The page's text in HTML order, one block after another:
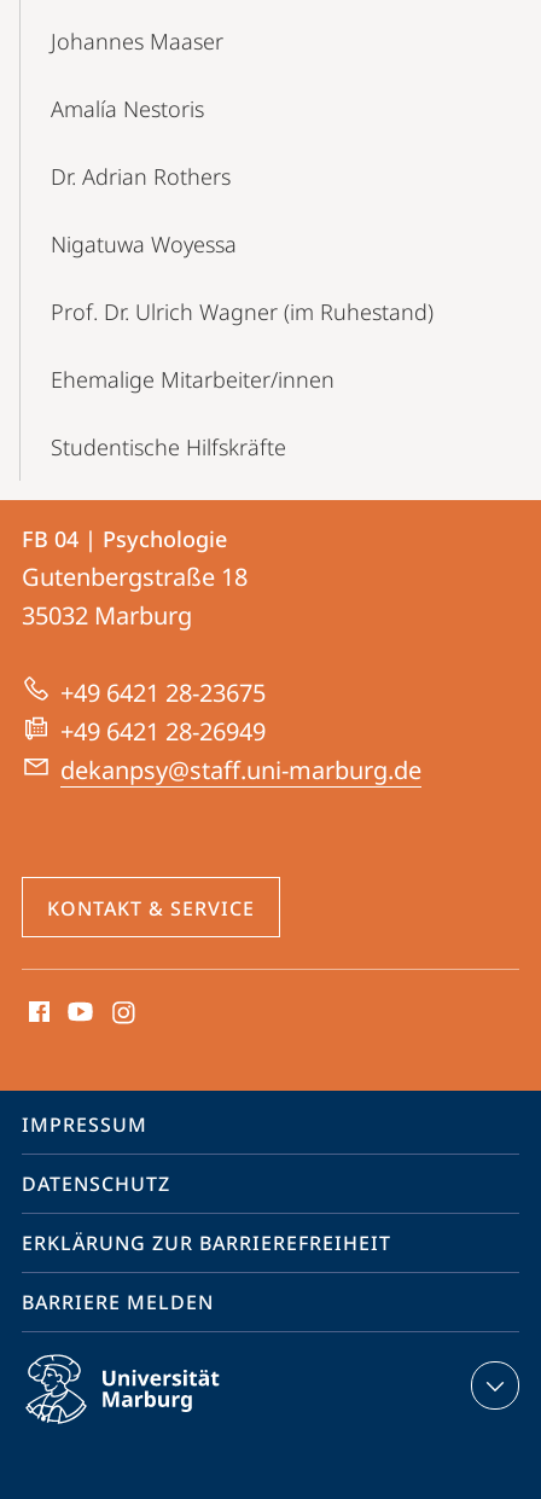
Johannes Maaser
Amalía Nestoris
Dr. Adrian Rothers
Nigatuwa Woyessa
Prof. Dr. Ulrich Wagner (im Ruhestand)
Ehemalige Mitarbeiter/innen
Studentische Hilfskräfte
Kontakt
und
Informationen
zur
Website
Kontaktinformationen
FB
04
Psychologie
FB 04 | Psychologie
Gutenbergstraße 18
35032 Marburg
+49 6421 28-23675
+49 6421 28-26949
dekanpsy@staff.uni-marburg.de
KONTAKT & SERVICE
Media
Service-
Navigation
IMPRESSUM
DATENSCHUTZ
ERKLÄRUNG ZUR BARRIEREFREIHEIT
BARRIERE MELDEN